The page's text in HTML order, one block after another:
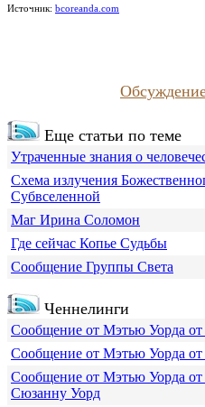
Источник: bcoreanda.com
Еще статьи по теме
Утраченные знания о
Схема излучения
Субвселенной
Маг Ирина Соломон
Где сейчас Копье Судьбы
Сообщение Группы Света
Ченнелинги
Сообщение от Мэтью Уорда от
Сообщение от Мэтью Уорда от
Сообщение от Мэтью Уорда от
Сюзанну Уорд